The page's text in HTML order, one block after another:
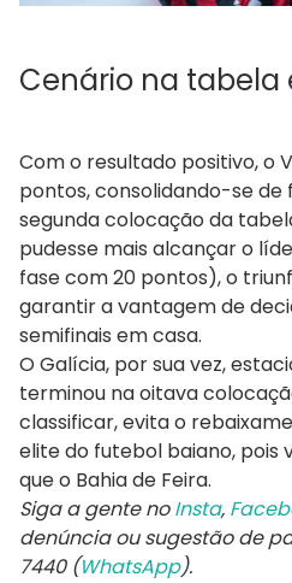
Cenário na tabela
Com o resultado positivo, o
pontos, consolidando-se de
segunda colocação da
pudesse mais alcançar o
fase com 20 pontos), o
garantir a vantagem de
semifinais em casa.
O Galícia, por sua vez,
terminou na oitava
classificar, evita o
elite do futebol baiano, pois
que o Bahia de Feira.
Siga a gente noInsta,
denúncia ou sugestão de
7440 (WhatsApp).